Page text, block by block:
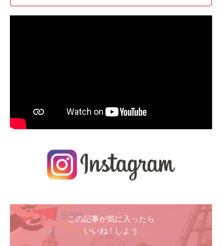
この記事が気に入ったら
いいね ! しよう